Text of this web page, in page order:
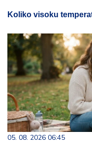
Koliko visoku
05. 08. 2026 06:45